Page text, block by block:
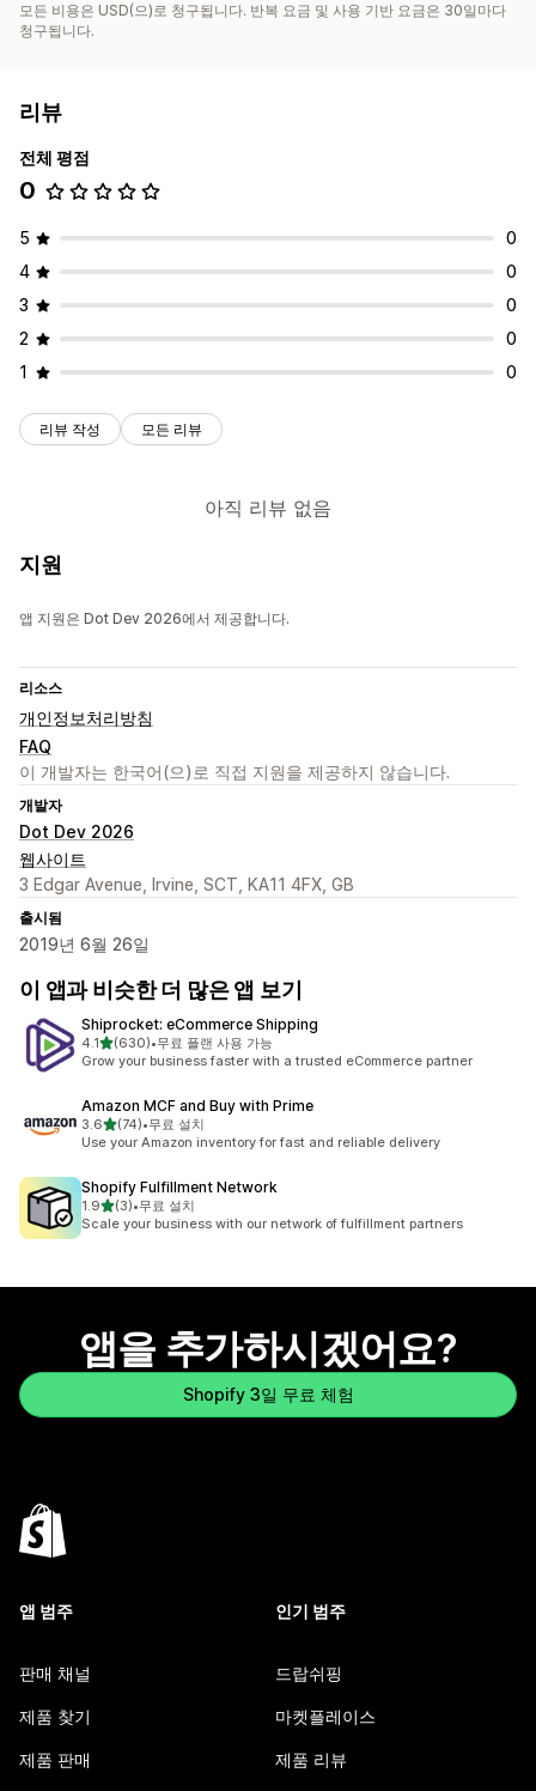
모든 비용은 USD(으)로 청구됩니다. 반복 요금 및 사용 기반 요금은 30일마다
청구됩니다.
리뷰
전체 평점
0
5
0
4
0
3
0
2
0
1
0
리뷰 작성 모든 리뷰
아직 리뷰 없음
지원
앱 지원은 Dot Dev 2026에서 제공합니다.
리소스
개인정보처리방침
FAQ
이 개발자는 한국어(으)로 직접 지원을 제공하지 않습니다.
개발자
Dot Dev 2026
웹사이트
3 Edgar Avenue, Irvine, SCT, KA11 4FX, GB
출시됨
2019년 6월 26일
이 앱과 비슷한 더 많은 앱 보기
Shiprocket: eCommerce Shipping
4.1별 5개 중
(630)
총 리뷰 630개
•무료 플랜 사용 가능
Grow your business faster with a trusted eCommerce partner
Amazon MCF and Buy with Prime
3.6별 5개 중
(74)
총 리뷰 74개
•무료 설치
Use your Amazon inventory for fast and reliable delivery
Shopify Fulfillment Network
1.9별 5개 중
(3)
총 리뷰 3개
•무료 설치
Scale your business with our network of fulfillment partners
앱을 추가하시겠어요?
Shopify 3일 무료 체험
앱 범주
판매 채널
제품 찾기
제품 판매
인기 범주
드랍쉬핑
마켓플레이스
제품 리뷰